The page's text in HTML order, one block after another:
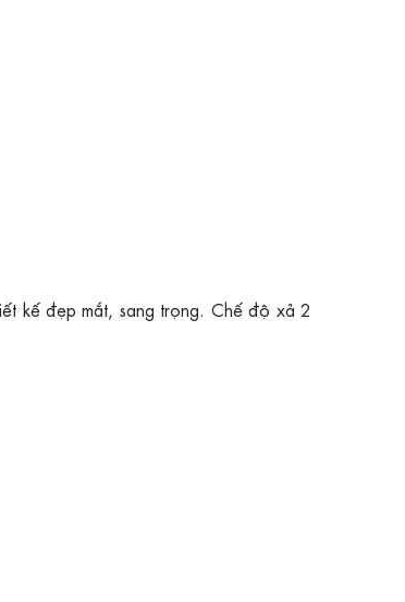
kế đẹp mắt, sang trọng. Chế độ xả 2